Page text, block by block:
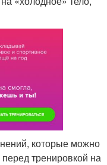
которые можно
перед тренировкой на